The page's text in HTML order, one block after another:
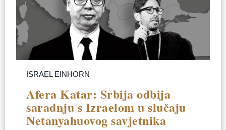
ISRAEL EINHORN
Afera Katar: Srbija odbija
saradnju s Izraelom u slučaju
Netanyahuovog savjetnika